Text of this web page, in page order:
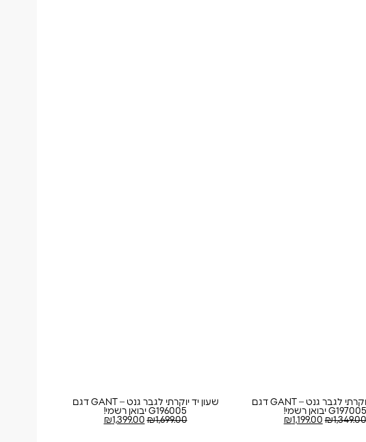
שעון יד יוקרתי לגבר גנט – GANT דגם
G197005 יבואן רשמי!
₪1,349.00
₪1,199.00
שעון יד יוקרתי לגבר גנט – GANT דגם
G196005 יבואן רשמי!
₪1,699.00
₪1,399.00